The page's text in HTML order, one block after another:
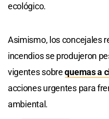
ecológico.
Asimismo, los concejales
incendios se produjeron
vigentes sobrequemas a
acciones urgentes para
ambiental.